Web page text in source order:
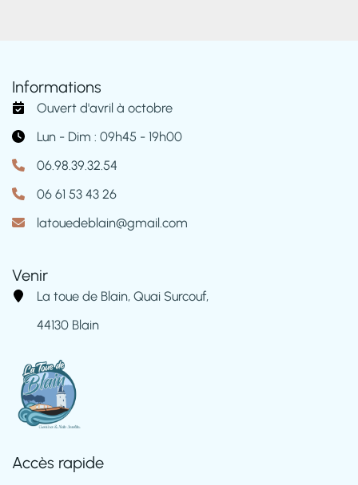
Informations
Ouvert d'avril à octobre
Lun - Dim : 09h45 - 19h00
06.98.39.32.54
06 61 53 43 26
latouedeblain@gmail.com
Venir
La toue de Blain, Quai Surcouf,
44130 Blain
Accès rapide